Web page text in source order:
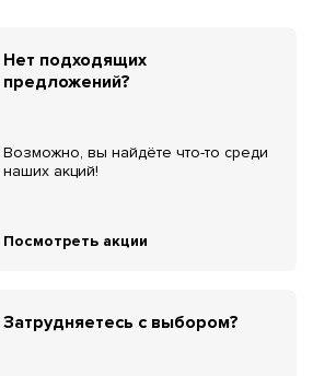
Нет подходящих
предложений?
Возможно, вы найдёте что-то среди
наших акций!
Посмотреть акции
Затрудняетесь с выбором?